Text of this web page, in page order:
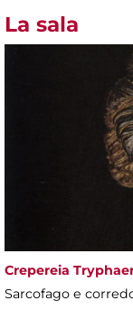
La sala
Crepereia
Sarcofago e